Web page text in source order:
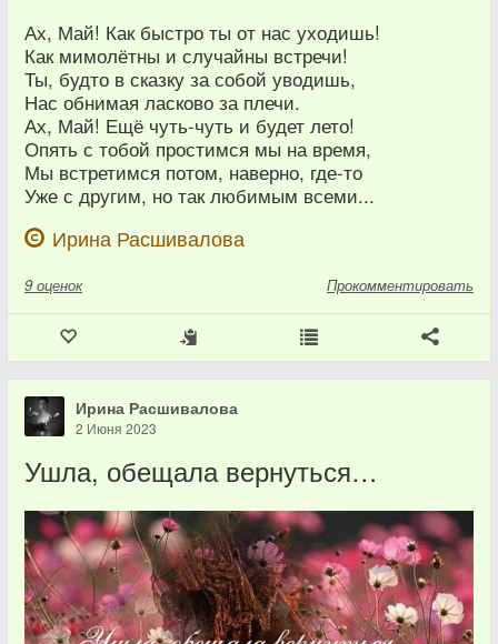
Ах, Май! Как быстро ты от нас уходишь!
Как мимолётны и случайны встречи!
Ты, будто в сказку за собой уводишь,
Нас обнимая ласково за плечи.
Ах, Май! Ещё чуть-чуть и будет лето!
Опять с тобой простимся мы на время,
Мы встретимся потом, наверно, где-то
Уже с другим, но так любимым всеми...
Ирина Расшивалова
9 оценок Прокомментировать
Ирина Расшивалова
2 Июня 2023
Ушла, обещала вернуться…